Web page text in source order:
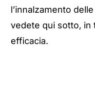
l’innalzamento
vedete qui sotto, in
efficacia.